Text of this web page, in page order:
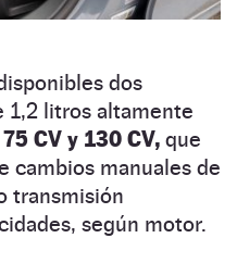
dos
1,2 litros altamente
75 CV y 130 CV, que
cambios manuales de
transmisión
según motor.